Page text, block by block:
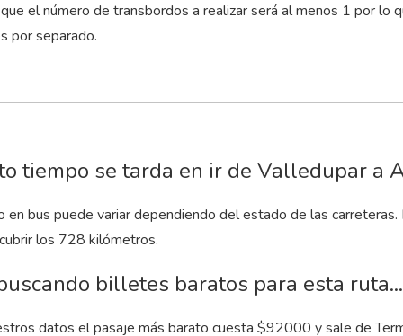
el número de transbordos a realizar será al menos 1 por lo
por separado.
tiempo se tarda en ir de Valledupar a
en bus puede variar dependiendo del estado de las
los 728 kilómetros.
billetes baratos para esta ruta...
datos el pasaje más barato cuesta $92000 y sale de